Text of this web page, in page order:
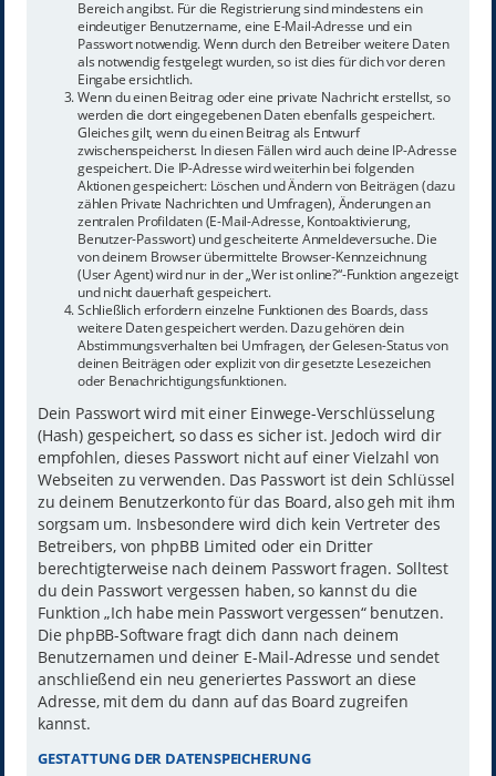
Bereich angibst. Für die Registrierung sind mindestens ein
eindeutiger Benutzername, eine E-Mail-Adresse und ein
Passwort notwendig. Wenn durch den Betreiber weitere Daten
als notwendig festgelegt wurden, so ist dies für dich vor deren
Eingabe ersichtlich.
Wenn du einen Beitrag oder eine private Nachricht erstellst, so
werden die dort eingegebenen Daten ebenfalls gespeichert.
Gleiches gilt, wenn du einen Beitrag als Entwurf
zwischenspeicherst. In diesen Fällen wird auch deine IP-Adresse
gespeichert. Die IP-Adresse wird weiterhin bei folgenden
Aktionen gespeichert: Löschen und Ändern von Beiträgen (dazu
zählen Private Nachrichten und Umfragen), Änderungen an
zentralen Profildaten (E-Mail-Adresse, Kontoaktivierung,
Benutzer-Passwort) und gescheiterte Anmeldeversuche. Die
von deinem Browser übermittelte Browser-Kennzeichnung
(User Agent) wird nur in der „Wer ist online?“-Funktion angezeigt
und nicht dauerhaft gespeichert.
Schließlich erfordern einzelne Funktionen des Boards, dass
weitere Daten gespeichert werden. Dazu gehören dein
Abstimmungsverhalten bei Umfragen, der Gelesen-Status von
deinen Beiträgen oder explizit von dir gesetzte Lesezeichen
oder Benachrichtigungsfunktionen.
Dein Passwort wird mit einer Einwege-Verschlüsselung
(Hash) gespeichert, so dass es sicher ist. Jedoch wird dir
empfohlen, dieses Passwort nicht auf einer Vielzahl von
Webseiten zu verwenden. Das Passwort ist dein Schlüssel
zu deinem Benutzerkonto für das Board, also geh mit ihm
sorgsam um. Insbesondere wird dich kein Vertreter des
Betreibers, von phpBB Limited oder ein Dritter
berechtigterweise nach deinem Passwort fragen. Solltest
du dein Passwort vergessen haben, so kannst du die
Funktion „Ich habe mein Passwort vergessen“ benutzen.
Die phpBB-Software fragt dich dann nach deinem
Benutzernamen und deiner E-Mail-Adresse und sendet
anschließend ein neu generiertes Passwort an diese
Adresse, mit dem du dann auf das Board zugreifen
kannst.
GESTATTUNG DER DATENSPEICHERUNG